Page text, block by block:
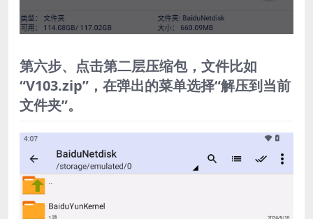
第六步、点击第二层压缩包，文件比如
“V103.zip”，在弹出的菜单选择“解压到当前
文件夹”。